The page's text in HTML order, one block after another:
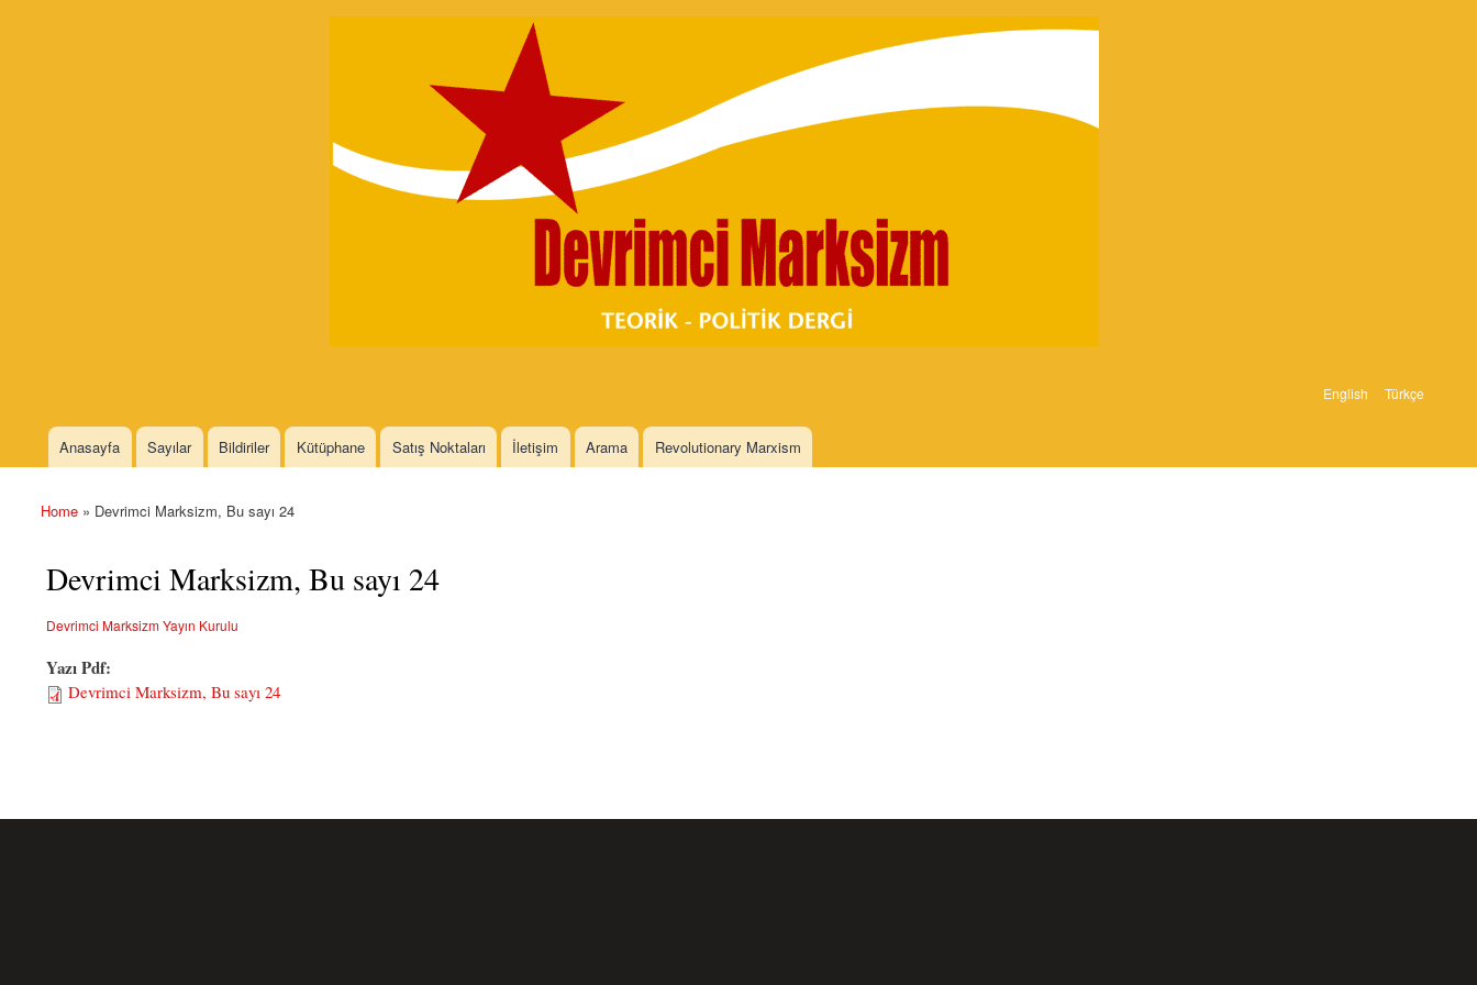
Skip to
English Türkçe
Main menu
Anasayfa Sayılar Bildiriler Kütüphane Satış Noktaları İletişim Arama Revolutionary Marxism
You are here
Home » Devrimci Marksizm, Bu sayı 24
Devrimci Marksizm, Bu sayı 24
Devrimci Marksizm Yayın Kurulu
Yazı Pdf:
Devrimci Marksizm, Bu sayı 24